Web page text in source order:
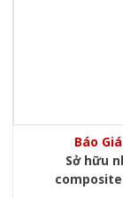
Báo
Sở hữu